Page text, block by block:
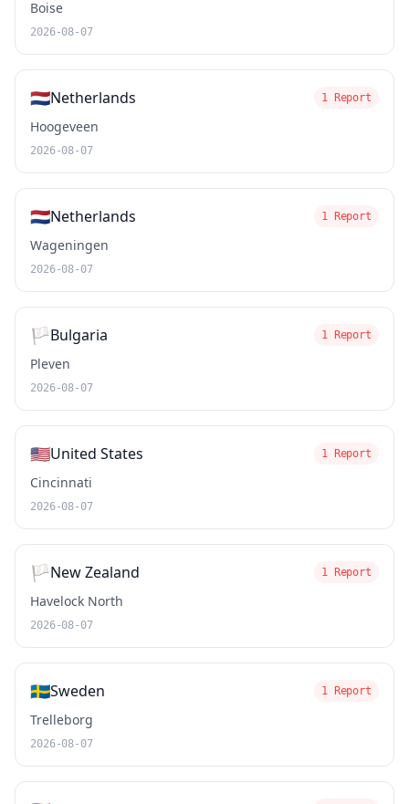
Boise
2026-08-07
🇳🇱Netherlands 1 Report
Hoogeveen
2026-08-07
🇳🇱Netherlands 1 Report
Wageningen
2026-08-07
🏳️Bulgaria 1 Report
Pleven
2026-08-07
🇺🇸United States 1 Report
Cincinnati
2026-08-07
🏳️New Zealand 1 Report
Havelock North
2026-08-07
🇸🇪Sweden 1 Report
Trelleborg
2026-08-07